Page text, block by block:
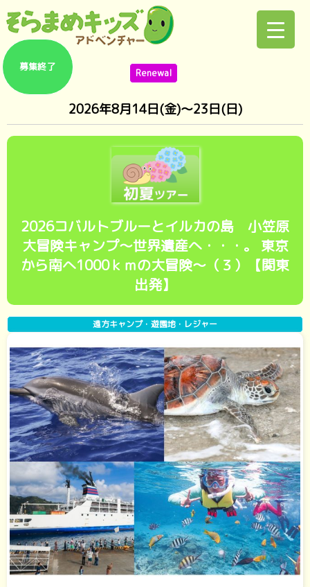
募集終了 Renewal
2026年8月14日(金)～23日(日)
2026コバルトブルーとイルカの島 小笠原
大冒険キャンプ～世界遺産へ・・・。 東京
から南へ1000ｋｍの大冒険～（３）【関東
出発】
遠方キャンプ・遊園地・レジャー